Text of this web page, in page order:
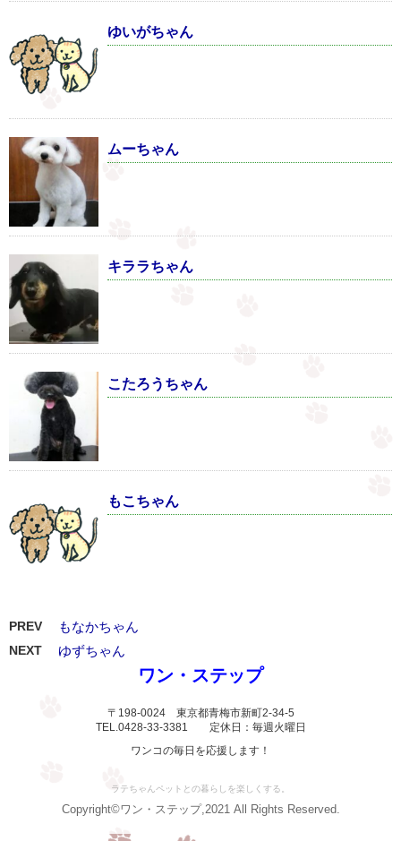
ゆいがちゃん
ムーちゃん
キララちゃん
こたろうちゃん
もこちゃん
PREV もなかちゃん
NEXT ゆずちゃん
ワン・ステップ
〒198-0024 東京都青梅市新町2-34-5
TEL.0428-33-3381 定休日：毎週火曜日
ワンコの毎日を応援します！
ラテちゃんペットとの暮らしを楽しくする。
Copyright©ワン・ステップ,2021 All Rights Reserved.